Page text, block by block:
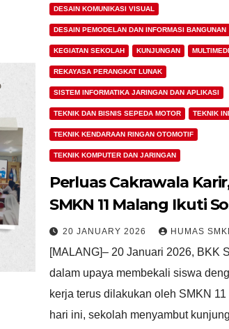
DESAIN KOMUNIKASI VISUAL
DESAIN PEMODELAN DAN INFORMASI BANGUNAN
KEGIATAN SEKOLAH KUNJUNGAN
REKAYASA PERANGKAT LUNAK
SISTEM INFORMATIKA JARINGAN DAN APLIKASI
TEKNIK DAN BISNIS SEPEDA MOTOR TEKNIK
TEKNIK KENDARAAN RINGAN OTOMOTIF
TEKNIK KOMPUTER DAN JARINGAN
Perluas Cakrawala
SMKN 11 Malang Ikuti
Pendaftaran LPK
INDONESIA
20 JANUARY 2026 HUMAS
[MALANG]– 20 Januari 2026, BKK
dalam upaya membekali siswa
kerja terus dilakukan oleh SMKN
hari ini, sekolah menyambut